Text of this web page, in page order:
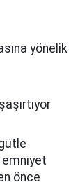
yönelik
önce